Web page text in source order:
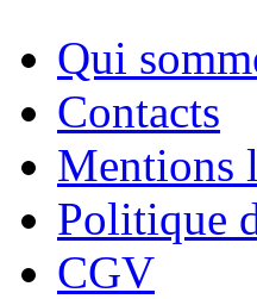
Qui
Contacts
Mentions
Politique
CGV